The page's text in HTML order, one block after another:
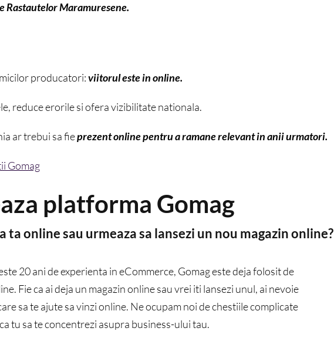
Rastautelor Maramuresene.
producatori:viitorul este in online.
reduce erorile si ofera vizibilitate nationala.
ar trebui sa fieprezent online pentru a ramane relevant in anii urmatori.
Gomag
platforma Gomag
ta online sau urmeaza sa lansezi un nou magazin online?
20 ani de experienta in eCommerce, Gomag este deja folosit de
Fie ca ai deja un magazin online sau vrei iti lansezi unul, ai nevoie
sa te ajute sa vinzi online. Ne ocupam noi de chestiile complicate
tu sa te concentrezi asupra business-ului tau.